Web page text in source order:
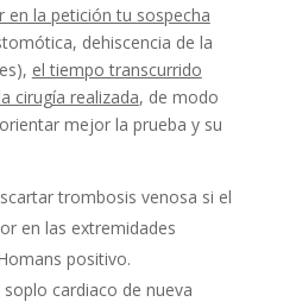
en la petición tu sospecha
dehiscencia de la
el tiempo transcurrido
cirugía realizada, de modo
mejor la prueba y su
trombosis venosa si el
en las extremidades
positivo.
soplo cardiaco de nueva